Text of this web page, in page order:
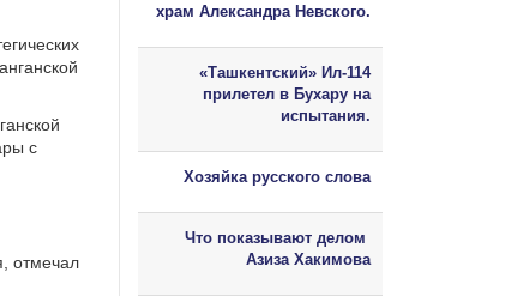
с
отмечал
храм Александра Невского.
«Ташкентский» Ил-114
прилетел в Бухару на
испытания.
Хозяйка русского слова
Что показывают делом
Азиза Хакимова